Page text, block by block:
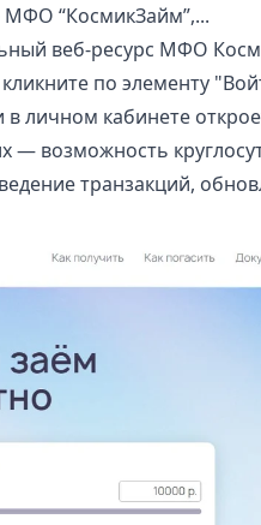
“КосмикЗайм”,...
веб-ресурс МФО
по элементу
в личном кабинете
— возможность
транзакций,